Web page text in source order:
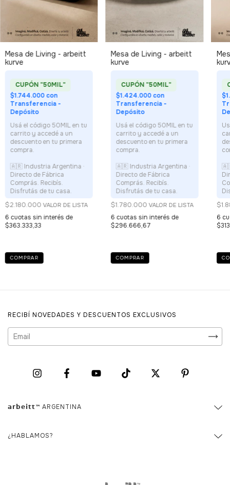
Mesa de Living - arbeitt
kurve
$2.180.000
$1.744.000con
Transferencia -
Depósito
6 cuotas sin interés de
$363.333,33
COMPRAR
Mesa de Living - arbeitt
kurve
$1.780.000
$1.424.000con
Transferencia -
Depósito
6 cuotas sin interés de
$296.666,67
COMPRAR
6
RECIBÍ NOVEDADES Y DESCUENTOS EXCLUSIVOS
𝗮𝗿𝗯𝗲𝗶𝘁𝘁™ ARGENTINA
¿HABLAMOS?